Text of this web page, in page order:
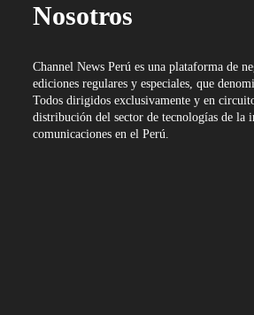
Nosotros
Channel News Perú es una plataforma de
ediciones regulares y especiales, que
Todos dirigidos exclusivamente y en
distribución del sector de tecnologías de la
comunicaciones en el Perú.